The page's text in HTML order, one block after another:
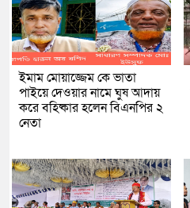
ইমাম মোয়াজ্জেম কে ভাতা
পাইয়ে দেওয়ার নামে ঘুষ আদায়
করে বহিষ্কার হলেন বিএনপির ২
নেতা